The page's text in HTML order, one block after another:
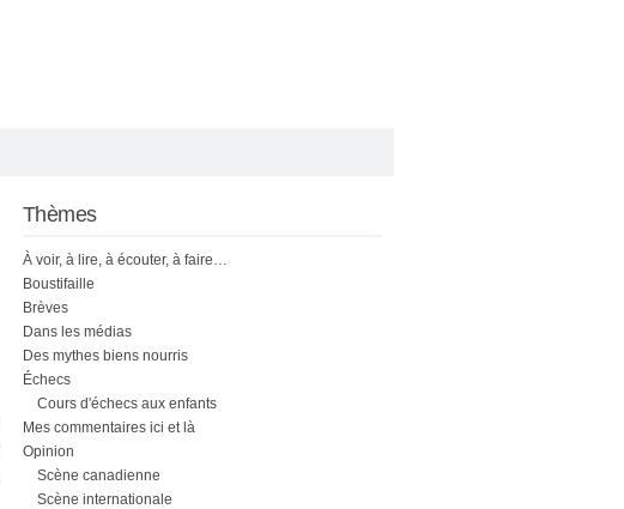
Thèmes
À voir, à lire, à écouter, à faire…
Boustifaille
Brèves
Dans les médias
Des mythes biens nourris
Échecs
Cours d'échecs aux enfants
Mes commentaires ici et là
Opinion
Scène canadienne
Scène internationale